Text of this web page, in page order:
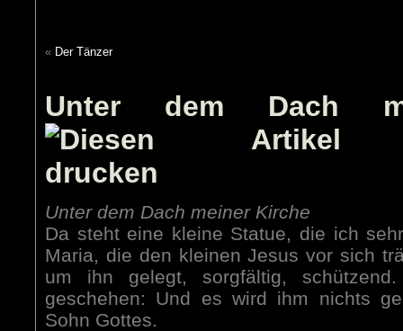
« Der Tänzer
Unter dem Dach
Unter dem Dach meiner Kirche
Da steht eine kleine Statue, die ich
Maria, die den kleinen Jesus vor sich
um ihn gelegt, sorgfältig,
geschehen: Und es wird ihm nichts
Sohn Gottes.